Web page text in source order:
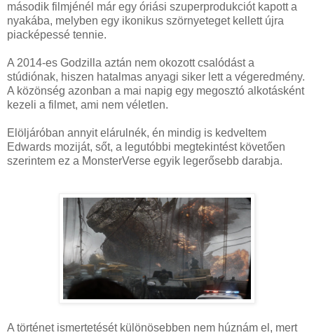
második filmjénél már egy óriási szuperprodukciót kapott a
nyakába, melyben egy ikonikus szörnyeteget kellett újra
piacképessé tennie.
A 2014-es Godzilla aztán nem okozott csalódást a
stúdiónak, hiszen hatalmas anyagi siker lett a végeredmény.
A közönség azonban a mai napig egy megosztó alkotásként
kezeli a filmet, ami nem véletlen.
Elöljáróban annyit elárulnék, én mindig is kedveltem
Edwards moziját, sőt, a legutóbbi megtekintést követően
szerintem ez a MonsterVerse egyik legerősebb darabja.
A történet ismertetését különösebben nem húznám el, mert